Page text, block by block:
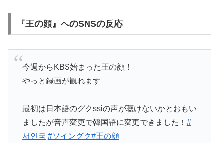
『王の顔』へのSNSの反応
今週からKBS始まった王の顔！
やっと録画が観れます
最初は日本語のグクssiの声が聴けないかとおもい
ましたが音声変更で韓国語に変更できました！ #
서인국 #ソイングク#王の顔